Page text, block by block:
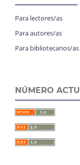
Para lectores/as
Para autores/as
Para bibliotecarios/as
NÚMERO